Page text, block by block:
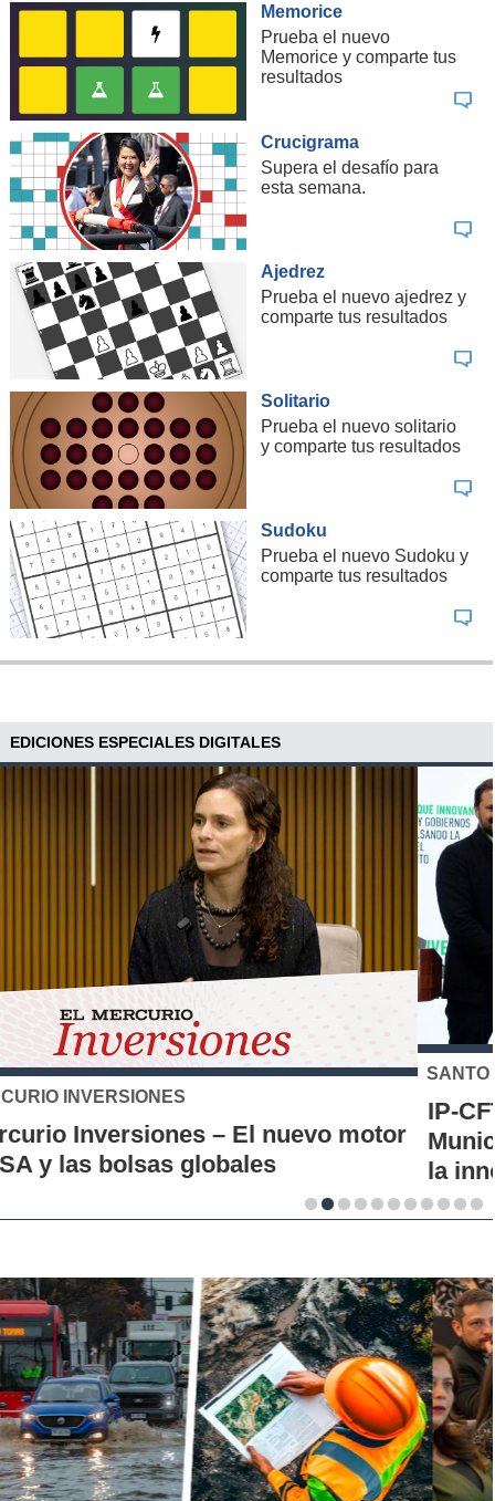
Memorice
Prueba el nuevo
Memorice y comparte tus
resultados
Crucigrama
Supera el desafío para
esta semana.
Ajedrez
Prueba el nuevo ajedrez y
comparte tus resultados
Solitario
Prueba el nuevo solitario
y comparte tus resultados
Sudoku
Prueba el nuevo Sudoku y
comparte tus resultados
EDICIONES ESPECIALES DIGITALES
SANTO TOMÁS
IP-CFT Santo Tomás y Red de Hubs
Municipales firman alianza para impulsar
la innovación en los territorios